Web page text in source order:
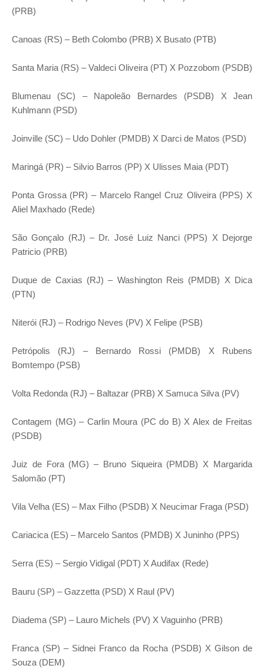
(PRB)
Canoas (RS) – Beth Colombo (PRB) X Busato (PTB)
Santa Maria (RS) – Valdeci Oliveira (PT) X Pozzobom (PSDB)
Blumenau (SC) – Napoleão Bernardes (PSDB) X Jean
Kuhlmann (PSD)
Joinville (SC) – Udo Dohler (PMDB) X Darci de Matos (PSD)
Maringá (PR) – Silvio Barros (PP) X Ulisses Maia (PDT)
Ponta Grossa (PR) – Marcelo Rangel Cruz Oliveira (PPS) X
Aliel Maxhado (Rede)
São Gonçalo (RJ) – Dr. José Luiz Nanci (PPS) X Dejorge
Patricio (PRB)
Duque de Caxias (RJ) – Washington Reis (PMDB) X Dica
(PTN)
Niterói (RJ) – Rodrigo Neves (PV) X Felipe (PSB)
Petrópolis (RJ) – Bernardo Rossi (PMDB) X Rubens
Bomtempo (PSB)
Volta Redonda (RJ) – Baltazar (PRB) X Samuca Silva (PV)
Contagem (MG) – Carlin Moura (PC do B) X Alex de Freitas
(PSDB)
Juiz de Fora (MG) – Bruno Siqueira (PMDB) X Margarida
Salomão (PT)
Vila Velha (ES) – Max Filho (PSDB) X Neucimar Fraga (PSD)
Cariacica (ES) – Marcelo Santos (PMDB) X Juninho (PPS)
Serra (ES) – Sergio Vidigal (PDT) X Audifax (Rede)
Bauru (SP) – Gazzetta (PSD) X Raul (PV)
Diadema (SP) – Lauro Michels (PV) X Vaguinho (PRB)
Franca (SP) – Sidnei Franco da Rocha (PSDB) X Gilson de
Souza (DEM)